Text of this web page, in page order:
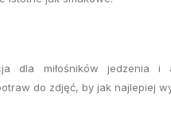
dla miłośników jedzenia
do zdjęć, by jak najlepiej